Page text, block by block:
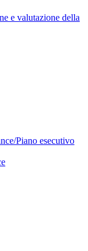
e valutazione della
Piano esecutivo